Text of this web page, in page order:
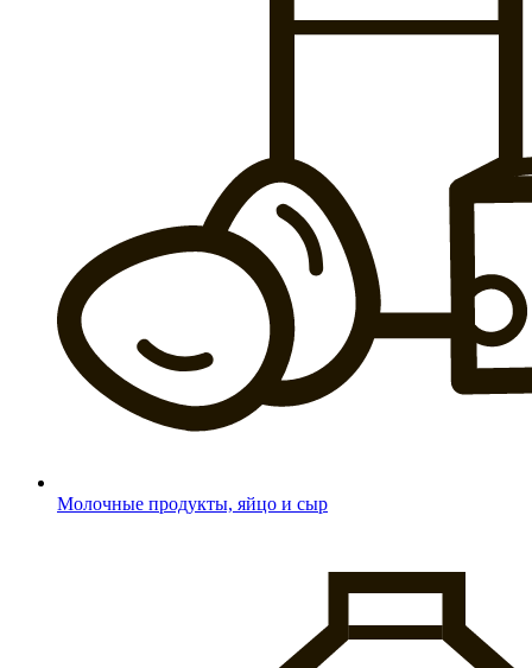
Молочные продукты, яйцо и сыр